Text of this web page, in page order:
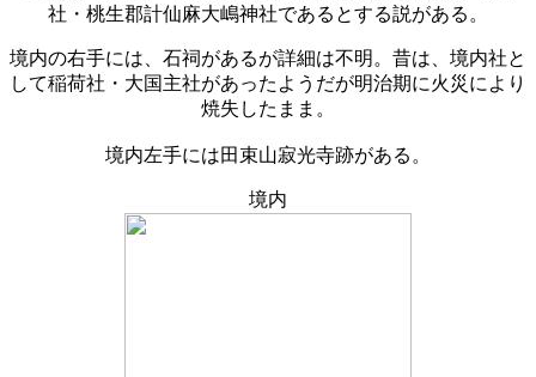
社・桃生郡計仙麻大嶋神社であるとする説がある。
境内の右手には、石祠があるが詳細は不明。昔は、境内社と
して稲荷社・大国主社があったようだが明治期に火災により
焼失したまま。
境内左手には田束山寂光寺跡がある。
境内